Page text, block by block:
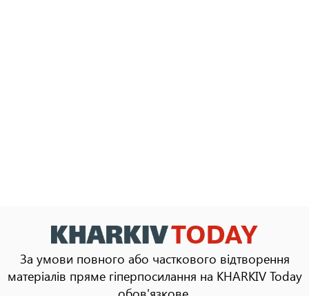
За умови повного або часткового відтворення
матеріалів пряме гіперпосилання на KHARKIV Today